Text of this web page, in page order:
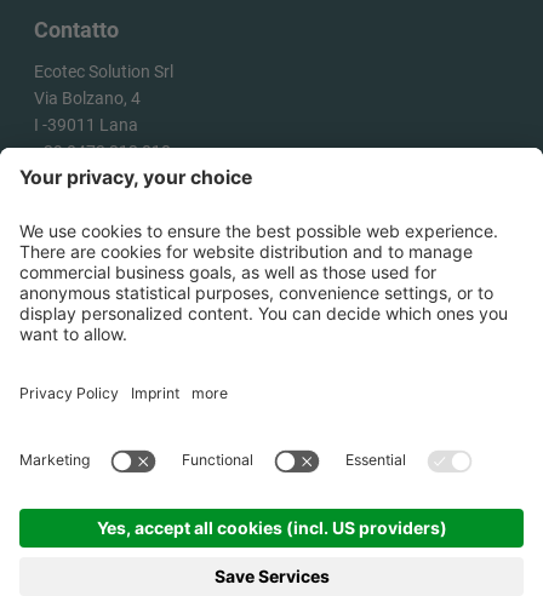
Contatto
Ecotec Solution Srl
Via Bolzano, 4
I -39011 Lana
+39 0473 313 010
info@ecotecsolution.com
02863180218.Credits.Cookies.Informativa
privacy.Condizioni generali di
Informativa erogazioni